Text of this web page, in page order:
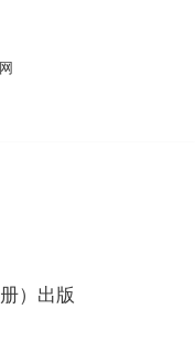
）出版